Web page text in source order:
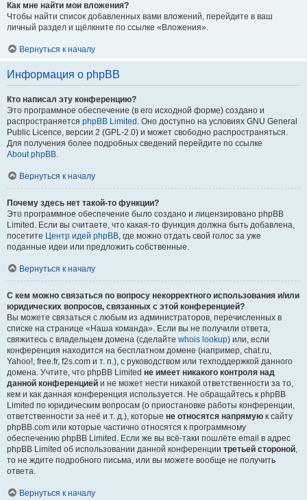
Как мне найти мои вложения?
Чтобы найти список добавленных вами вложений, перейдите в ваш
личный раздел и щёлкните по ссылке «Вложения».
Вернуться к началу
Информация о phpBB
Кто написал эту конференцию?
Это программное обеспечение (в его исходной форме) создано и
распространяется phpBB Limited . Оно доступно на условиях GNU General
Public Licence, версии 2 (GPL-2.0) и может свободно распространяться.
Для получения более подробных сведений перейдите по ссылке
About phpBB.
Вернуться к началу
Почему здесь нет такой-то функции?
Это программное обеспечение было создано и лицензировано phpBB
Limited. Если вы считаете, что какая-то функция должна быть добавлена,
посетите Центр идей phpBB, где можно отдать свой голос за уже
поданные идеи или предложить собственные.
Вернуться к началу
С кем можно связаться по вопросу некорректного использования и/или
юридических вопросов, связанных с этой конференцией?
Вы можете связаться с любым из администраторов, перечисленных в
списке на странице «Наша команда». Если вы не получили ответа,
свяжитесь с владельцем домена (сделайте whois lookup) или, если
конференция находится на бесплатном домене (например, chat.ru,
Yahoo!, free.fr, f2s.com и т. п.), с руководством или техподдержкой данного
домена. Учтите, что phpBB Limited не имеет никакого контроля над
данной конференцией и не может нести никакой ответственности за то,
кем и как данная конференция используется. Не обращайтесь к phpBB
Limited по юридическим вопросам (о приостановке работы конференции,
ответственности за неё и т. д.), которые не относятся напрямую к сайту
phpBB.com или которые частично относятся к программному
обеспечению phpBB Limited. Если же вы всё-таки пошлёте email в адрес
phpBB Limited об использовании данной конференции третьей стороной,
то не ждите подробного письма, или вы можете вообще не получить
ответа.
Вернуться к началу